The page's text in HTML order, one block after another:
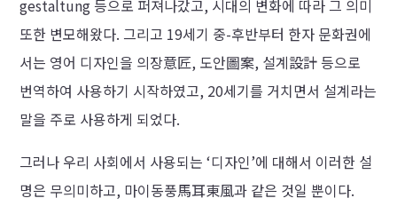
gestaltung 등으로 퍼져나갔고, 시대의 변화에 따라 그 의미
또한 변모해왔다. 그리고 19세기 중-후반부터 한자 문화권에
서는 영어 디자인을 의장意匠, 도안圖案, 설계設計 등으로
번역하여 사용하기 시작하였고, 20세기를 거치면서 설계라는
말을 주로 사용하게 되었다.
그러나 우리 사회에서 사용되는 ‘디자인’에 대해서 이러한 설
명은 무의미하고, 마이동풍馬耳東風과 같은 것일 뿐이다.